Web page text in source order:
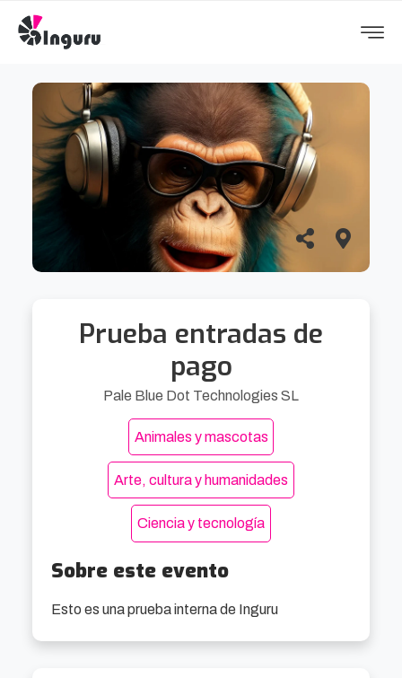
Prueba entradas de
pago
Pale Blue Dot Technologies SL
Animales y mascotas
Arte, cultura y humanidades
Ciencia y tecnología
Sobre este evento
Esto es una prueba interna de Inguru